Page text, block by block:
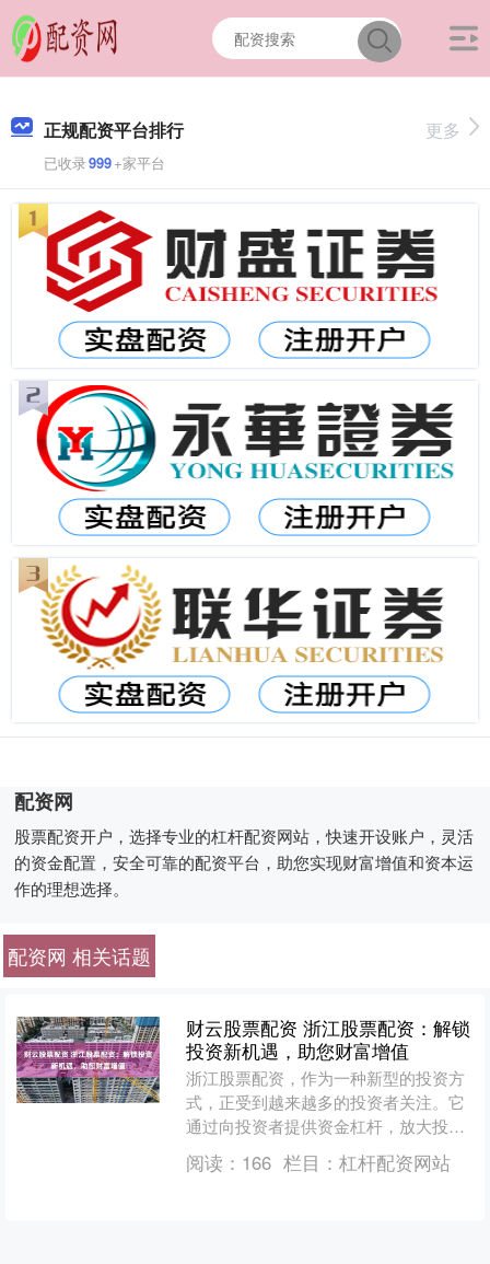
正规配资平台排行
已收录999+家平台
更多
配资网
股票配资开户，选择专业的杠杆配资网站，快速开设账户，灵活
的资金配置，安全可靠的配资平台，助您实现财富增值和资本运
作的理想选择。
配资网 相关话题
财云股票配资 浙江股票配资：解锁
投资新机遇，助您财富增值
浙江股票配资，作为一种新型的投资方
式，正受到越来越多的投资者关注。它
通过向投资者提供资金杠杆，放大投资
收益，为投资者创造更多的财富增值机
会。 在线炒股配资门户通....
阅读： 166 栏目： 杠杆配资网站